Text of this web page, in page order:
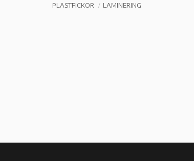
PLASTFICKOR LAMINERING